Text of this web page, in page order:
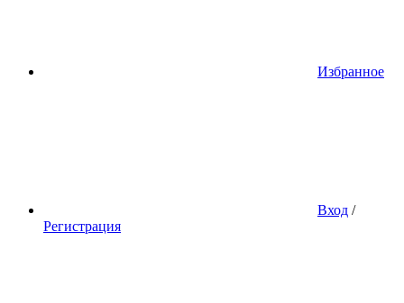
Избранное
Вход /
Регистрация